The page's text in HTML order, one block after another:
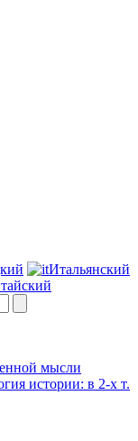
Итальянский
мысли
истории: в 2-х т.